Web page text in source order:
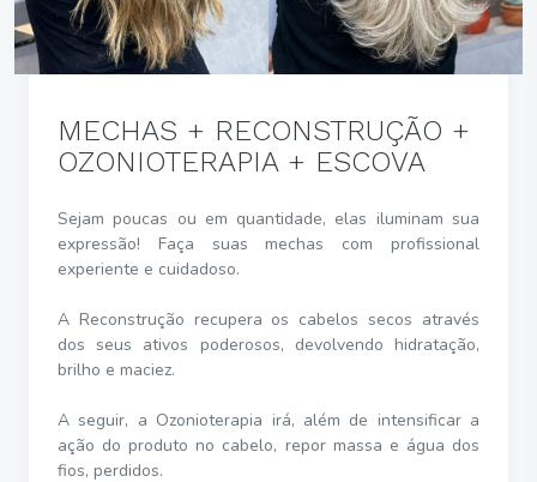
MECHAS + RECONSTRUÇÃO +
OZONIOTERAPIA + ESCOVA
Sejam poucas ou em quantidade, elas iluminam sua
expressão! Faça suas mechas com profissional
experiente e cuidadoso.
A Reconstrução recupera os cabelos secos através
dos seus ativos poderosos, devolvendo hidratação,
brilho e maciez.
A seguir, a Ozonioterapia irá, além de intensificar a
ação do produto no cabelo, repor massa e água dos
fios, perdidos.